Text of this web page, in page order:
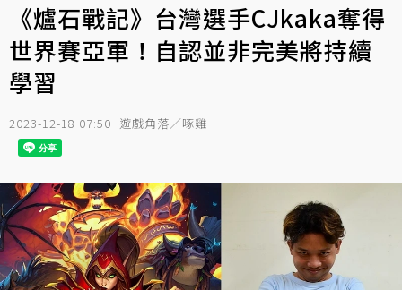
《爐石戰記》台灣選手CJkaka奪得
世界賽亞軍！自認並非完美將持續
學習
2023-12-18 07:50 遊戲角落／啄雞